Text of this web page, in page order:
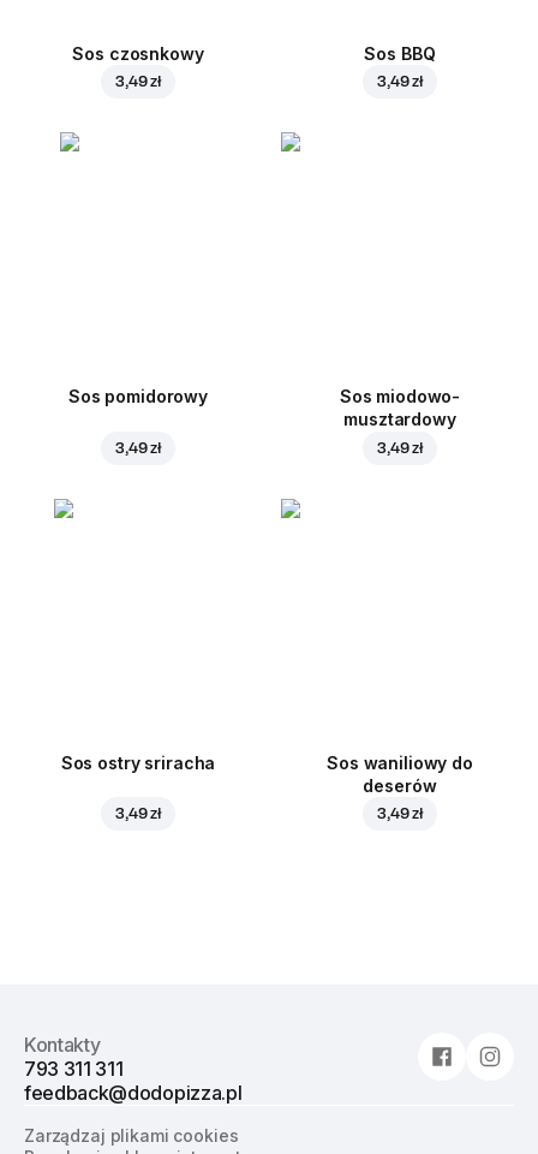
Sos czosnkowy
3,49 zł
Sos BBQ
3,49 zł
Sos pomidorowy
3,49 zł
Sos miodowo-
musztardowy
3,49 zł
Sos ostry sriracha
3,49 zł
Sos waniliowy do
deserów
3,49 zł
Kontakty
793 311 311
feedback@dodopizza.pl
Zarządzaj plikami cookies